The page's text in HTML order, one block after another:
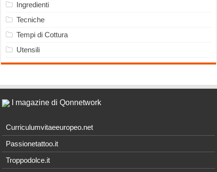
Ingredienti
Tecniche
Tempi di Cottura
Utensili
I magazine di Qonnetwork
Curriculumvitaeeuropeo.net
Passionetattoo.it
Troppodolce.it